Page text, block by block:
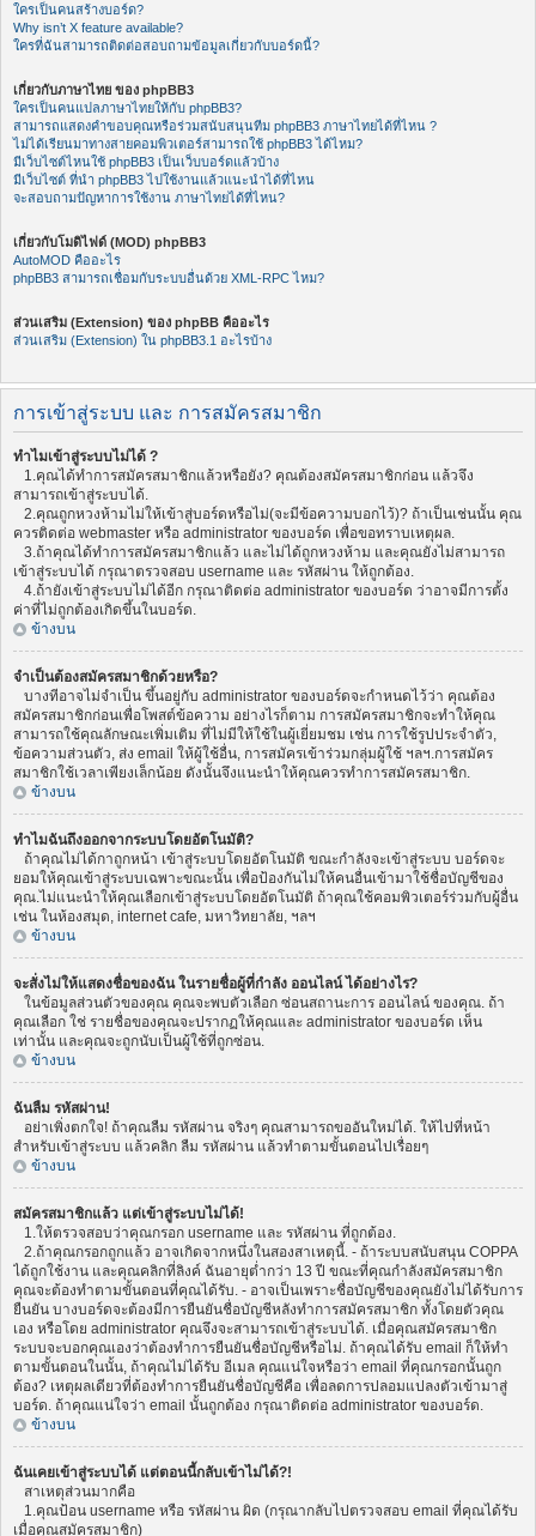
ใครเป็นคนสร้างบอร์ด?
Why isn’t X feature available?
ใครที่ฉันสามารถติดต่อสอบถามข้อมูลเกี่ยวกับบอร์ดนี้?
เกี่ยวกับภาษาไทย ของ phpBB3
ใครเป็นคนแปลภาษาไทยให้กับ phpBB3?
สามารถแสดงคำขอบคุณหรือร่วมสนับสนุนทีม phpBB3 ภาษาไทยได้ที่ไหน ?
ไม่ได้เรียนมาทางสายคอมพิวเตอร์สามารถใช้ phpBB3 ได้ไหม?
มีเว็บไซต์ไหนใช้ phpBB3 เป็นเว็บบอร์ดแล้วบ้าง
มีเว็บไซต์ ที่นำ phpBB3 ไปใช้งานแล้วแนะนำได้ที่ไหน
จะสอบถามปัญหาการใช้งาน ภาษาไทยได้ที่ไหน?
เกี่ยวกับโมดิไฟด์ (MOD) phpBB3
AutoMOD คืออะไร
phpBB3 สามารถเชื่อมกับระบบอื่นด้วย XML-RPC ไหม?
ส่วนเสริม (Extension) ของ phpBB คืออะไร
ส่วนเสริม (Extension) ใน phpBB3.1 อะไรบ้าง
การเข้าสู่ระบบ และ การสมัครสมาชิก
ทำไมเข้าสู่ระบบไม่ได้ ?
1.คุณได้ทำการสมัครสมาชิกแล้วหรือยัง? คุณต้องสมัครสมาชิกก่อน แล้วจึง
สามารถเข้าสู่ระบบได้.
2.คุณถูกหวงห้ามไม่ให้เข้าสู่บอร์ดหรือไม่(จะมีข้อความบอกไว้)? ถ้าเป็นเช่นนั้น คุณ
ควรติดต่อ webmaster หรือ administrator ของบอร์ด เพื่อขอทราบเหตุผล.
3.ถ้าคุณได้ทำการสมัครสมาชิกแล้ว และไม่ได้ถูกหวงห้าม และคุณยังไม่สามารถ
เข้าสู่ระบบได้ กรุณาตรวจสอบ username และ รหัสผ่าน ให้ถูกต้อง.
4.ถ้ายังเข้าสู่ระบบไม่ได้อีก กรุณาติดต่อ administrator ของบอร์ด ว่าอาจมีการตั้ง
ค่าที่ไม่ถูกต้องเกิดขึ้นในบอร์ด.
ข้างบน
จำเป็นต้องสมัครสมาชิกด้วยหรือ?
บางทีอาจไม่จำเป็น ขึ้นอยู่กับ administrator ของบอร์ดจะกำหนดไว้ว่า คุณต้อง
สมัครสมาชิกก่อนเพื่อโพสต์ข้อความ อย่างไรก็ตาม การสมัครสมาชิกจะทำให้คุณ
สามารถใช้คุณลักษณะเพิ่มเติม ที่ไม่มีให้ใช้ในผู้เยี่ยมชม เช่น การใช้รูปประจำตัว,
ข้อความส่วนตัว, ส่ง email ให้ผู้ใช้อื่น, การสมัครเข้าร่วมกลุ่มผู้ใช้ ฯลฯ.การสมัคร
สมาชิกใช้เวลาเพียงเล็กน้อย ดังนั้นจึงแนะนำให้คุณควรทำการสมัครสมาชิก.
ข้างบน
ทำไมฉันถึงออกจากระบบโดยอัตโนมัติ?
ถ้าคุณไม่ได้กาถูกหน้า เข้าสู่ระบบโดยอัตโนมัติ ขณะกำลังจะเข้าสู่ระบบ บอร์ดจะ
ยอมให้คุณเข้าสู่ระบบเฉพาะขณะนั้น เพื่อป้องกันไม่ให้คนอื่นเข้ามาใช้ชื่อบัญชีของ
คุณ.ไม่แนะนำให้คุณเลือกเข้าสู่ระบบโดยอัตโนมัติ ถ้าคุณใช้คอมพิวเตอร์ร่วมกับผู้อื่น
เช่น ในห้องสมุด, internet cafe, มหาวิทยาลัย, ฯลฯ
ข้างบน
จะสั่งไม่ให้แสดงชื่อของฉัน ในรายชื่อผู้ที่กำลัง ออนไลน์ ได้อย่างไร?
ในข้อมูลส่วนตัวของคุณ คุณจะพบตัวเลือก ซ่อนสถานะการ ออนไลน์ ของคุณ. ถ้า
คุณเลือก ใช่ รายชื่อของคุณจะปรากฏให้คุณและ administrator ของบอร์ด เห็น
เท่านั้น และคุณจะถูกนับเป็นผู้ใช้ที่ถูกซ่อน.
ข้างบน
ฉันลืม รหัสผ่าน!
อย่าเพิ่งตกใจ! ถ้าคุณลืม รหัสผ่าน จริงๆ คุณสามารถขออันใหม่ได้. ให้ไปที่หน้า
สำหรับเข้าสู่ระบบ แล้วคลิก ลืม รหัสผ่าน แล้วทำตามขั้นตอนไปเรื่อยๆ
ข้างบน
สมัครสมาชิกแล้ว แต่เข้าสู่ระบบไม่ได้!
1.ให้ตรวจสอบว่าคุณกรอก username และ รหัสผ่าน ที่ถูกต้อง.
2.ถ้าคุณกรอกถูกแล้ว อาจเกิดจากหนึ่งในสองสาเหตุนี้. - ถ้าระบบสนับสนุน COPPA
ได้ถูกใช้งาน และคุณคลิกที่ลิงค์ ฉันอายุต่ำกว่า 13 ปี ขณะที่คุณกำลังสมัครสมาชิก
คุณจะต้องทำตามขั้นตอนที่คุณได้รับ. - อาจเป็นเพราะชื่อบัญชีของคุณยังไม่ได้รับการ
ยืนยัน บางบอร์ดจะต้องมีการยืนยันชื่อบัญชีหลังทำการสมัครสมาชิก ทั้งโดยตัวคุณ
เอง หรือโดย administrator คุณจึงจะสามารถเข้าสู่ระบบได้. เมื่อคุณสมัครสมาชิก
ระบบจะบอกคุณเองว่าต้องทำการยืนยันชื่อบัญชีหรือไม่. ถ้าคุณได้รับ email ก็ให้ทำ
ตามขั้นตอนในนั้น, ถ้าคุณไม่ได้รับ อีเมล คุณแน่ใจหรือว่า email ที่คุณกรอกนั้นถูก
ต้อง? เหตุผลเดียวที่ต้องทำการยืนยันชื่อบัญชีคือ เพื่อลดการปลอมแปลงตัวเข้ามาสู่
บอร์ด. ถ้าคุณแน่ใจว่า email นั้นถูกต้อง กรุณาติดต่อ administrator ของบอร์ด.
ข้างบน
ฉันเคยเข้าสู่ระบบได้ แต่ตอนนี้กลับเข้าไม่ได้?!
สาเหตุส่วนมากคือ
1.คุณป้อน username หรือ รหัสผ่าน ผิด (กรุณากลับไปตรวจสอบ email ที่คุณได้รับ
เมื่อคุณสมัครสมาชิก)